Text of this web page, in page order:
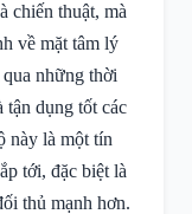
chiến thuật, mà
về mặt tâm lý
những thời
tận dụng tốt các
này là một tín
tới, đặc biệt là
thủ mạnh hơn.